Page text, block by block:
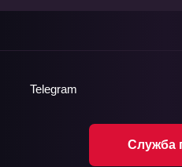
Служба
Telegram